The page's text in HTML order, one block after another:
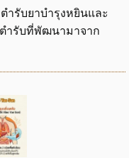
ตำรับยาบำรุงหยินและ
ำรับที่พัฒนามาจาก